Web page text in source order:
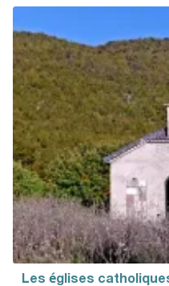
Les églises